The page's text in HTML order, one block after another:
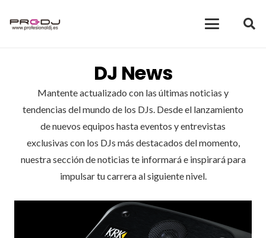
DJ News
Mantente actualizado con las últimas noticias y
tendencias del mundo de los DJs. Desde el lanzamiento
de nuevos equipos hasta eventos y entrevistas
exclusivas con los DJs más destacados del momento,
nuestra sección de noticias te informará e inspirará para
impulsar tu carrera al siguiente nivel.